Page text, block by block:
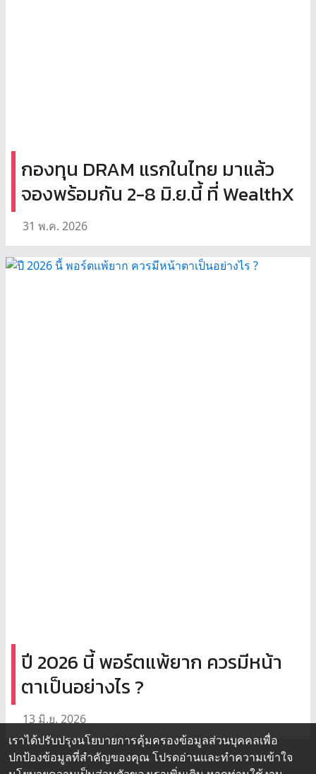
กองทุน DRAM แรกในไทย มาแล้ว
จองพร้อมกัน 2-8 มิ.ย.นี้ ที่ WealthX
31 พ.ค. 2026
ปี 2026 นี้ พอร์ตแพ้ยาก ควรมีหน้า
ตาเป็นอย่างไร ?
13 มิ.ย. 2026
เราได้ปรับปรุงนโยบายการคุ้มครองข้อมูลส่วนบุคคลเพื่อ
ปกป้องข้อมูลที่สำคัญของคุณ โปรดอ่านและทำความเข้าใจ